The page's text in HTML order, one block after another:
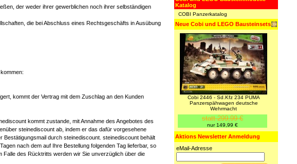
der weder ihrer gewerblichen noch ihrer selbständigen
die bei Abschluss eines Rechtsgeschäfts in Ausübung
kommt der Vertrag mit dem Zuschlag an den Kunden
kommt zustande, mit Annahme des Angebotes des
steinediscount ab, indem er das dafür vorgesehene
Bestätigungsmail durch steinediscount. steinediscount behält
nach dem auf Ihre Bestellung folgenden Tag lieferbar, so
des Rücktritts werden wir Sie unverzüglich über die
Katalog
COBI Panzerkatalog
Neue Cobi und LEGO Bausteinsets
Cobi 2446 - Sd.Kfz 234 PUMA
Panzerspähwagen deutsche
Wehrmacht
statt 299,99 €
nur 149,99 €
Aktions Newsletter Anmeldung
eMail-Adresse